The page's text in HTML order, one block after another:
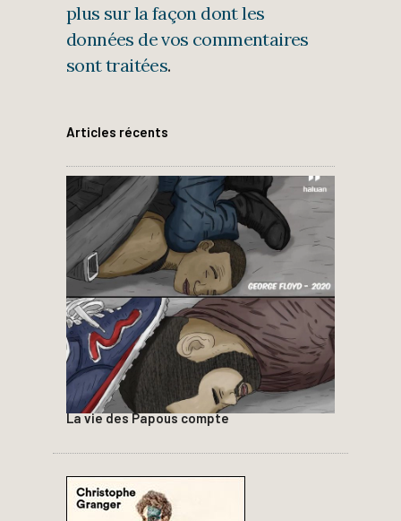
plus sur la façon dont les
données de vos commentaires
sont traitées.
Articles récents
La vie des Papous compte